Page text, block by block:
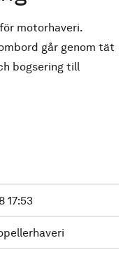
motorhaveri.
går genom tät
bogsering till
17:53